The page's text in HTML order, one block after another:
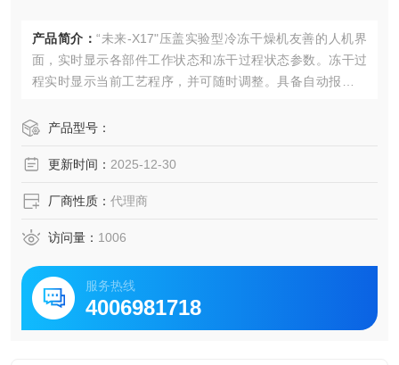
产品简介： “未来-X17"压盖实验型冷冻干燥机友善的人机界
面，实时显示各部件工作状态和冻干过程状态参数。冻干过
程实时显示当前工艺程序，并可随时调整。具备自动报警和
障报警信息。多种颜色显示真空度、温度曲线;
产品型号：
更新时间： 2025-12-30
厂商性质： 代理商
访问量： 1006
服务热线
4006981718